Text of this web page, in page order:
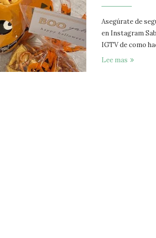
Asegúrate de
en Instagram
IGTV de como
Lee mas